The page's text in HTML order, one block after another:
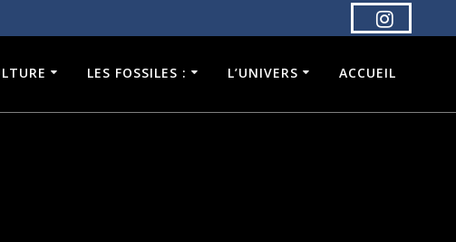
LES FOSSILES : L’UNIVERS ACCUEIL